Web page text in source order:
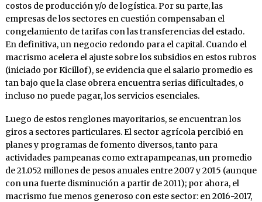
costos de producción y/o de logística. Por su parte, las
empresas de los sectores en cuestión compensaban el
congelamiento de tarifas con las transferencias del estado.
En definitiva, un negocio redondo para el capital. Cuando el
macrismo acelera el ajuste sobre los subsidios en estos rubros
(iniciado por Kicillof), se evidencia que el salario promedio es
tan bajo que la clase obrera encuentra serias dificultades, o
incluso no puede pagar, los servicios esenciales.
Luego de estos renglones mayoritarios, se encuentran los
giros a sectores particulares. El sector agrícola percibió en
planes y programas de fomento diversos, tanto para
actividades pampeanas como extrapampeanas, un promedio
de 21.052 millones de pesos anuales entre 2007 y 2015 (aunque
con una fuerte disminución a partir de 2011); por ahora, el
macrismo fue menos generoso con este sector: en 2016-2017,